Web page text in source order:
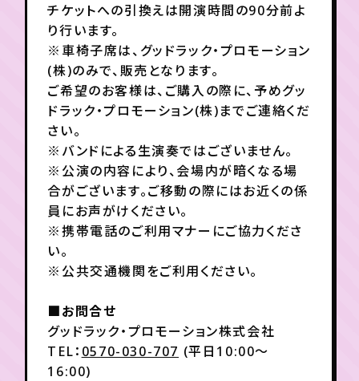
チケットへの引換えは開演時間の90分前よ
り行います。
※車椅子席は、グッドラック・プロモーション
(株)のみで、販売となります。
ご希望のお客様は、ご購入の際に、予めグッ
ドラック・プロモーション(株)までご連絡くだ
さい。
※バンドによる生演奏ではございません。
※公演の内容により、会場内が暗くなる場
合がございます。ご移動の際にはお近くの係
員にお声がけください。
※携帯電話のご利用マナーにご協力くださ
い。
※公共交通機関をご利用ください。
■お問合せ
グッドラック・プロモーション株式会社
TEL： 0570-030-707 (平日10:00～
16:00)